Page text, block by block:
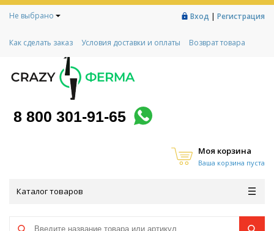
Не выбрано Вход | Регистрация
Как сделать заказ Условия доставки и оплаты
Возврат товара
Контакты
Социальный контракт
Любимая ферма
8 800 301-91-65
Моя корзина
Ваша корзина пуста
Каталог товаров